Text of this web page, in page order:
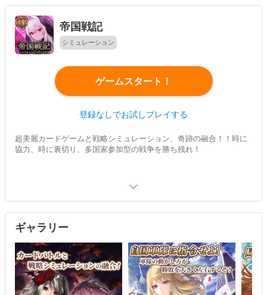
帝国戦記
シミュレーション
ゲームスタート！
登録なしでお試しプレイする
超美麗カードゲームと戦略シミュレーション、奇跡の融合！！時に
協力、時に裏切り、多国家参加型の戦争を勝ち残れ！
ギャラリー